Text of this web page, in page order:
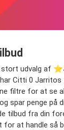
udvalg af ⭐️
Citti 0 Jarritos
filtre for at se
spar penge på
tilbud fra din
for at handle så